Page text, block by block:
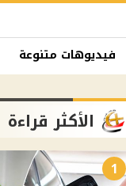
فيديوهات متنوعة
الأكثر قراءة
1